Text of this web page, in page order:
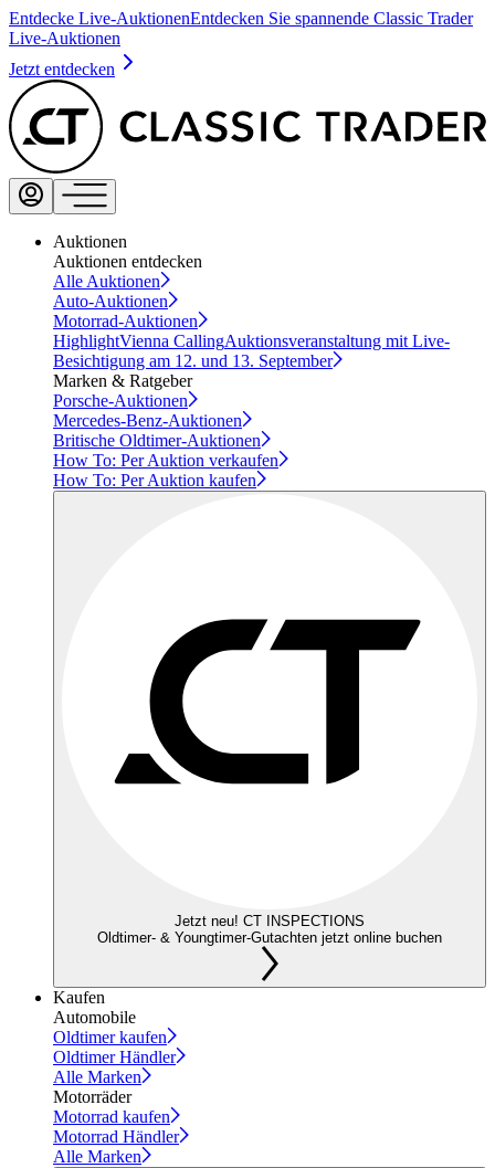
Entdecke Live-AuktionenEntdecken Sie spannende Classic Trader
Live-Auktionen
Jetzt entdecken
Auktionen
Auktionen entdecken
Alle Auktionen
Auto-Auktionen
Motorrad-Auktionen
HighlightVienna CallingAuktionsveranstaltung mit Live-
Besichtigung am 12. und 13. September
Marken & Ratgeber
Porsche-Auktionen
Mercedes-Benz-Auktionen
Britische Oldtimer-Auktionen
How To: Per Auktion verkaufen
How To: Per Auktion kaufen
Jetzt neu! CT INSPECTIONS
Oldtimer- & Youngtimer-Gutachten jetzt online buchen
Kaufen
Automobile
Oldtimer kaufen
Oldtimer Händler
Alle Marken
Motorräder
Motorrad kaufen
Motorrad Händler
Alle Marken